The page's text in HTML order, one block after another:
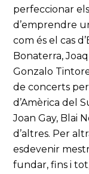
perfeccionar
d’emprendre
com és el cas
Bonaterra,
Gonzalo
de concerts
d’Amèrica del
Joan Gay, Blai
d’altres. Per
esdevenir
fundar, fins i